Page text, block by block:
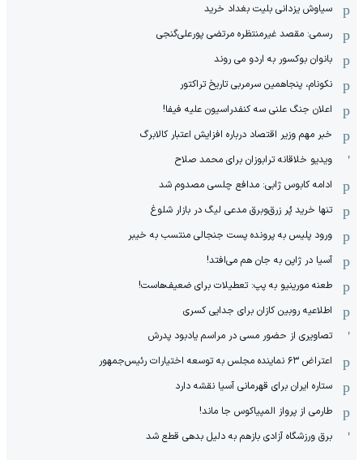
سیاوش یزدانی بلیت بغداد خرید
رسمی: مقصد غیرمنتظره مرتضی پورعلی‌گنجی
بانوان بوکسور به اردو می روند
نکونام، پنجاهمین سرمربی تاریخ تراکتور
اعلان جنگ علنی سه کنفدراسیون علیه فیفا!
خبر مهم وزیر اقتصاد درباره افزایش اعتبار کالابرگ
ویدیو خلاقانه ترابوزان برای محمد صلاح
ادامه کابوس ژابی: مدافع چلسی مصدوم شد
تنها خرید پُر زرق‌وبرق مدعی لیگ در بازار شلوغ
ورود پلیس به پرونده پست جنجالی منتسب به خیبر
آسیا در ژاپن به جان هم می‌افتد!
طعنه مورینیو به پپ: تعطیلات برای ضعیف‌هاست!
اطلاعیه روبین کازان برای جدایی کسری
تصاویری از حضور مسی در مراسم یادبود پدرش
اعتراض ۶۳ نماینده مجلس به توسعه اختیارات رئیس‌جمهور
ستاره ایران برای قهرمانی آسیا نقشه دارد
طارمی از پرواز المپیاکوس جا ماند!
برق ورزشگاه آزادی بازهم به دلیل بدهی قطع شد